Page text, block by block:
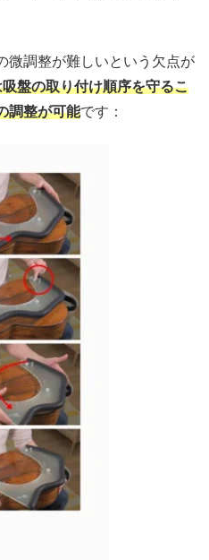
微調整が難しいという欠点が
盤の取り付け順序を守るこ
調整が可能です：